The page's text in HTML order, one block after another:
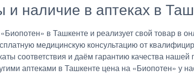
и наличие в аптеках в
в Ташкенте и реализует свой товар в
медицинскую консультацию от
соответствия и даём гарантию качества
аптеками в Ташкенте цена на «Биопотен» у